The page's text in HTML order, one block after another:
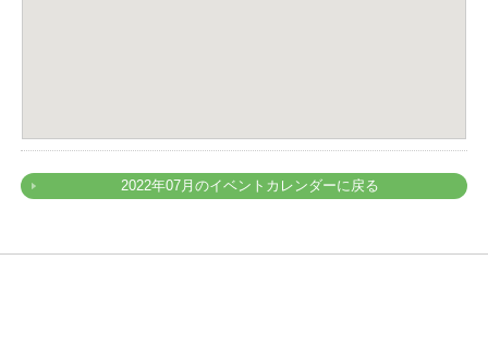
2022年07月のイベントカレンダーに戻る